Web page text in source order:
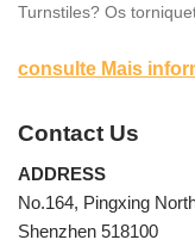
Turnstiles? Os
consulte Mais
Contact Us
ADDRESS
No.164, Pingxing
Shenzhen 518100